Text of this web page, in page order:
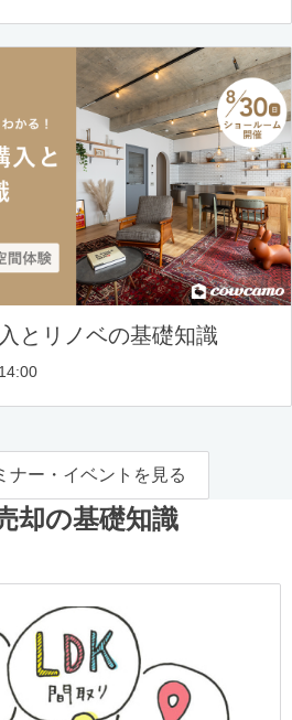
とリノベの基礎知識
ナー・イベントを見る
却の基礎知識